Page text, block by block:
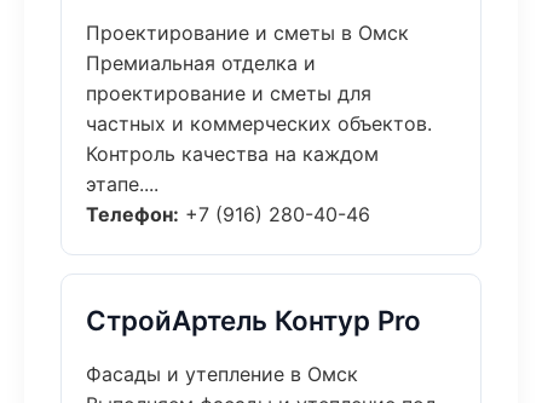
Проектирование и сметы в Омск
Премиальная отделка и
проектирование и сметы для
частных и коммерческих объектов.
Контроль качества на каждом
этапе....
Телефон: +7 (916) 280-40-46
СтройАртель Контур Pro
Фасады и утепление в Омск